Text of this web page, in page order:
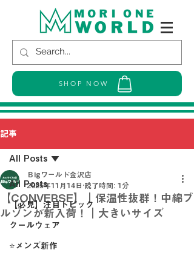
SHOP NOW
記事
All Posts
【必見】注目トピック
クールウェア
⭐メンズ新作
All Posts
【CONVERSE】｜保温性抜群！中綿ブ
ルゾンが新入荷！｜大きいサイズ
Ｂigワールド金沢店
2025年11月14日 読了時間: 1分